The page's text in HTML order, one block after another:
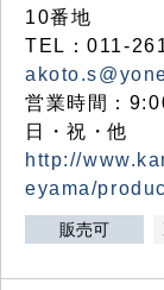
10番地
TEL：011-
営業時間：
日・祝・他
http://
eyama/
販売可